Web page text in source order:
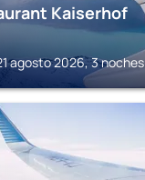
Kaiserhof
agosto 2026, 3 noches